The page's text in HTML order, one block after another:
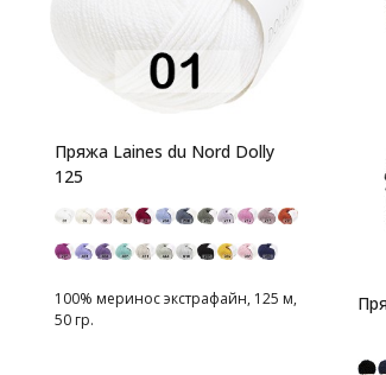
Пряжа Laines du Nord Dolly
125
100% меринос экстрафайн, 125 м,
50 гр.